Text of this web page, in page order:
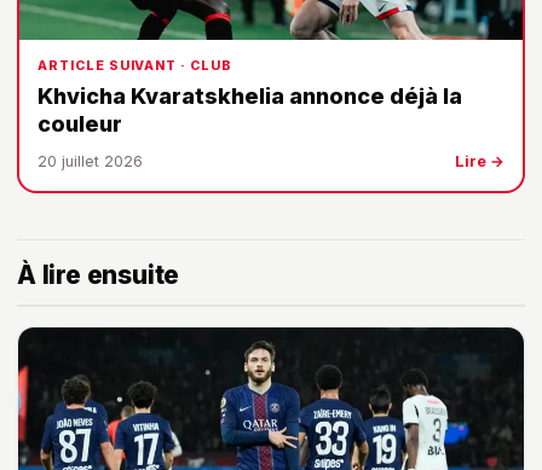
ARTICLE SUIVANT · CLUB
Khvicha Kvaratskhelia annonce déjà la
couleur
20 juillet 2026 Lire →
À lire ensuite